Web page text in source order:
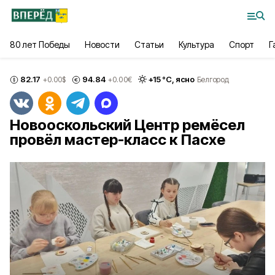
80 лет Победы Новости Статьи Культура Спорт
82.17 +0.00$ 94.84 +0.00€ +15°С, ясно Белгород
Новооскольский Центр ремёсел
провёл мастер-класс к Пасхе